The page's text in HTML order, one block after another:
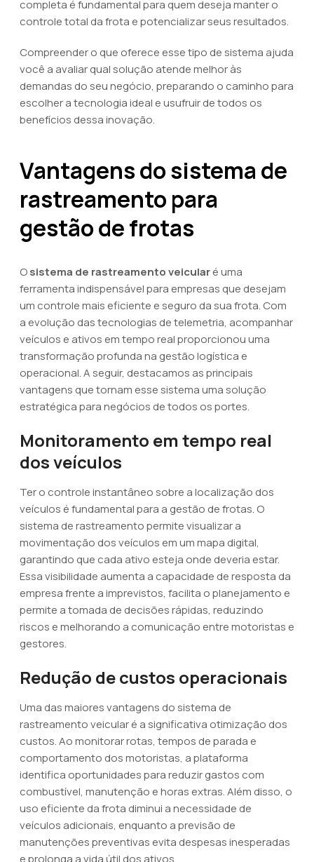
completa é fundamental para quem deseja manter o
controle total da frota e potencializar seus resultados.
Compreender o que oferece esse tipo de sistema ajuda
você a avaliar qual solução atende melhor às
demandas do seu negócio, preparando o caminho para
escolher a tecnologia ideal e usufruir de todos os
benefícios dessa inovação.
Vantagens do sistema de
rastreamento para
gestão de frotas
Osistema de rastreamento veicularé uma
ferramenta indispensável para empresas que desejam
um controle mais eficiente e seguro da sua frota. Com
a evolução das tecnologias de telemetria, acompanhar
veículos e ativos em tempo real proporcionou uma
transformação profunda na gestão logística e
operacional. A seguir, destacamos as principais
vantagens que tornam esse sistema uma solução
estratégica para negócios de todos os portes.
Monitoramento em tempo real
dos veículos
Ter o controle instantâneo sobre a localização dos
veículos é fundamental para a gestão de frotas. O
sistema de rastreamento permite visualizar a
movimentação dos veículos em um mapa digital,
garantindo que cada ativo esteja onde deveria estar.
Essa visibilidade aumenta a capacidade de resposta da
empresa frente a imprevistos, facilita o planejamento e
permite a tomada de decisões rápidas, reduzindo
riscos e melhorando a comunicação entre motoristas e
gestores.
Redução de custos operacionais
Uma das maiores vantagens do sistema de
rastreamento veicular é a significativa otimização dos
custos. Ao monitorar rotas, tempos de parada e
comportamento dos motoristas, a plataforma
identifica oportunidades para reduzir gastos com
combustível, manutenção e horas extras. Além disso, o
uso eficiente da frota diminui a necessidade de
veículos adicionais, enquanto a previsão de
manutenções preventivas evita despesas inesperadas
e prolonga a vida útil dos ativos.